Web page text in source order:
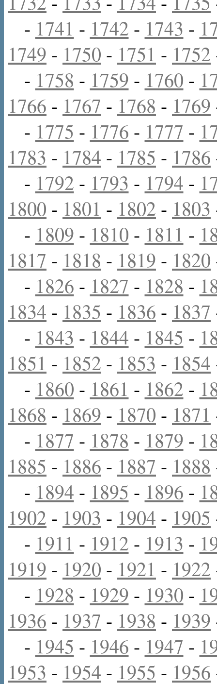
- 1741 - 1742 - 1743 -
1749 - 1750 - 1751 - 1752
- 1758 - 1759 - 1760 -
1766 - 1767 - 1768 - 1769
- 1775 - 1776 - 1777 -
1783 - 1784 - 1785 - 1786
- 1792 - 1793 - 1794 -
1800 - 1801 - 1802 - 1803
- 1809 - 1810 - 1811 -
1817 - 1818 - 1819 - 1820
- 1826 - 1827 - 1828 -
1834 - 1835 - 1836 - 1837
- 1843 - 1844 - 1845 -
1851 - 1852 - 1853 - 1854
- 1860 - 1861 - 1862 -
1868 - 1869 - 1870 - 1871
- 1877 - 1878 - 1879 -
1885 - 1886 - 1887 - 1888
- 1894 - 1895 - 1896 -
1902 - 1903 - 1904 - 1905
- 1911 - 1912 - 1913 -
1919 - 1920 - 1921 - 1922
- 1928 - 1929 - 1930 -
1936 - 1937 - 1938 - 1939
- 1945 - 1946 - 1947 -
1953 - 1954 - 1955 - 1956